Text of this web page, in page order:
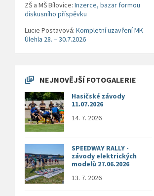
ZŠ a MŠ Bílovice: Inzerce, bazar formou
diskusního příspěvku
Lucie Postavová: Kompletní uzavření MK
Úlehla 28. – 30.7.2026
NEJNOVĚJŠÍ FOTOGALERIE
Hasičské závody
11.07.2026
14. 7. 2026
SPEEDWAY RALLY -
závody elektrických
modelů 27.06.2026
13. 7. 2026